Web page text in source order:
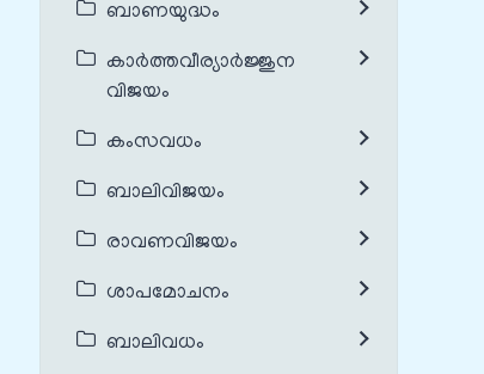
ബാണയുദ്ധം
കാർത്തവീര്യാർജ്ജുന
വിജയം
കംസവധം
ബാലിവിജയം
രാവണവിജയം
ശാപമോചനം
ബാലിവധം